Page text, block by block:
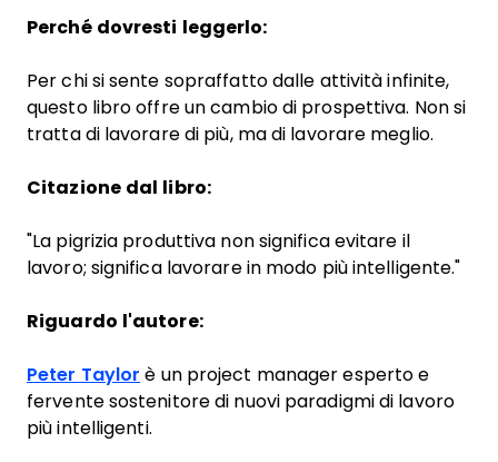
Perché dovresti leggerlo:
Per chi si sente sopraffatto dalle attività infinite,
questo libro offre un cambio di prospettiva. Non si
tratta di lavorare di più, ma di lavorare meglio.
Citazione dal libro:
"La pigrizia produttiva non significa evitare il
lavoro; significa lavorare in modo più intelligente."
Riguardo l'autore:
Peter Taylor è un project manager esperto e
fervente sostenitore di nuovi paradigmi di lavoro
più intelligenti.